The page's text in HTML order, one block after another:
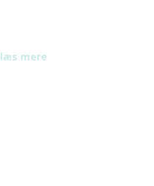
læs mere